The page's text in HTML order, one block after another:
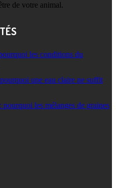
de votre animal.
les conditions du
une eau claire ne suffit
les mélanges de graines